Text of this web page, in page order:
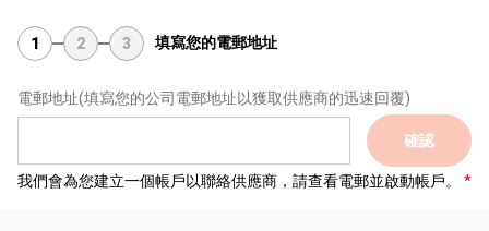
1 2 3 填寫您的電郵地址
電郵地址(填寫您的公司電郵地址以獲取供應商的迅速回覆)
確認
我們會為您建立一個帳戶以聯絡供應商，請查看電郵並啟動帳戶。